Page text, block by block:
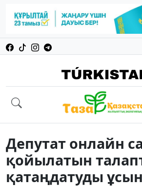
Депутат онлайн
қойылатын
қатаңдатуды